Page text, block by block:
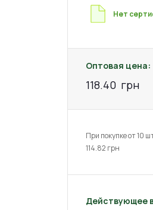
Нет
Оптовая цена:
118.40 грн
При покупке от 10
114.82 грн
Действующее